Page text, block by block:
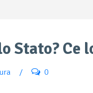
Stato? Ce
/ 0